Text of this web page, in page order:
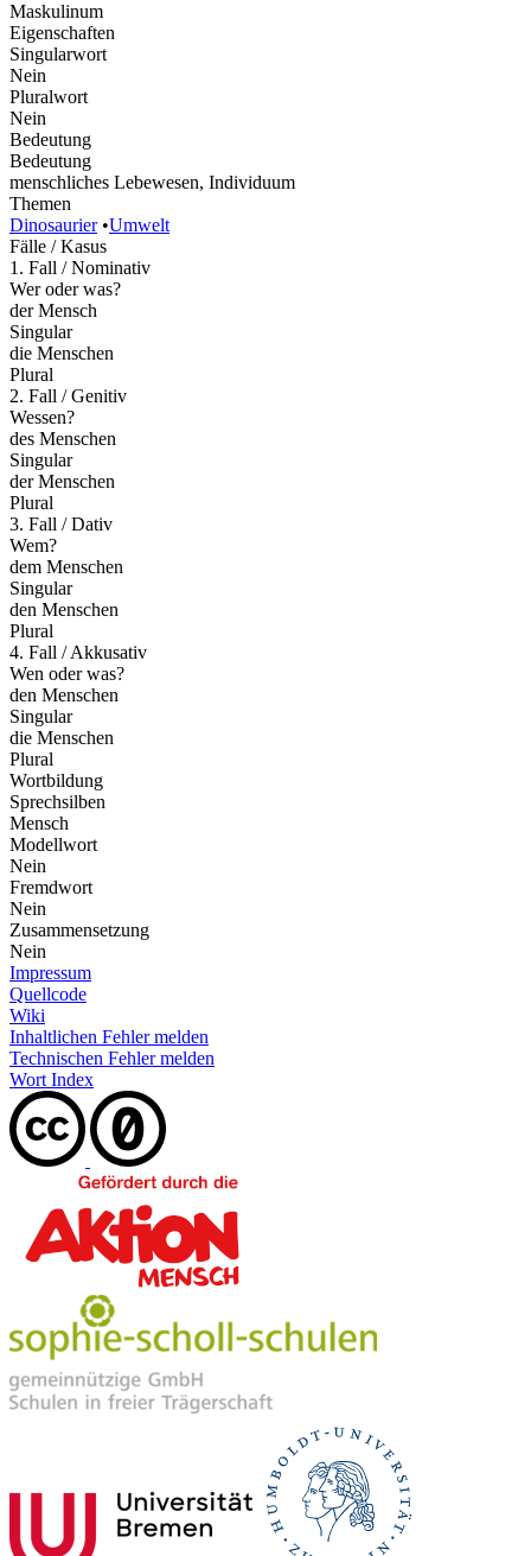
Maskulinum
Eigenschaften
Singularwort
Nein
Pluralwort
Nein
Bedeutung
Bedeutung
menschliches Lebewesen, Individuum
Themen
Dinosaurier •Umwelt
Fälle / Kasus
1. Fall / Nominativ
Wer oder was?
der Mensch
Singular
die Menschen
Plural
2. Fall / Genitiv
Wessen?
des Menschen
Singular
der Menschen
Plural
3. Fall / Dativ
Wem?
dem Menschen
Singular
den Menschen
Plural
4. Fall / Akkusativ
Wen oder was?
den Menschen
Singular
die Menschen
Plural
Wortbildung
Sprechsilben
Mensch
Modellwort
Nein
Fremdwort
Nein
Zusammensetzung
Nein
Impressum
Quellcode
Wiki
Inhaltlichen Fehler melden
Technischen Fehler melden
Wort Index